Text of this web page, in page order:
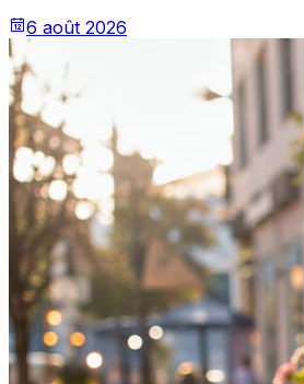
6 août 2026